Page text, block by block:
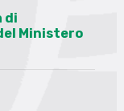
di
Ministero